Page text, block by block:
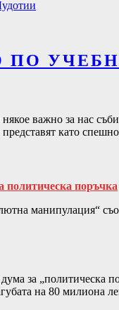
ПО
важно за нас
като
политическа поръчка
манипулация“
за „политическа
на 80 милиона